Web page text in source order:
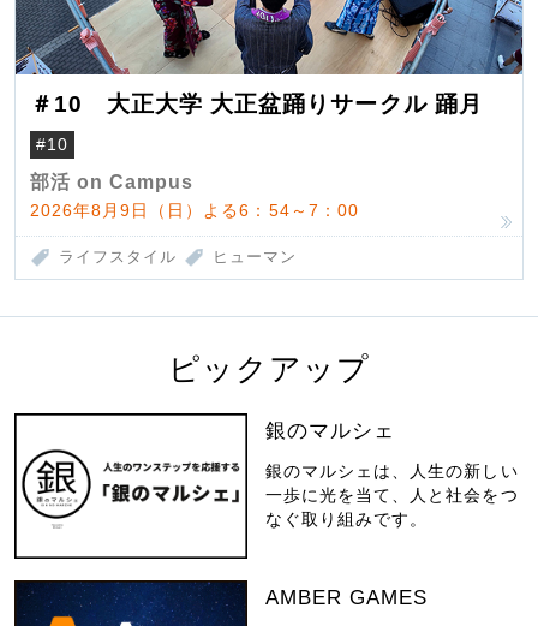
＃10 大正大学 大正盆踊りサークル 踊月
#10
部活 on Campus
2026年8月9日（日）よる6：54～7：00
ライフスタイル ヒューマン
ピックアップ
銀のマルシェ
銀のマルシェは、人生の新しい
一歩に光を当て、人と社会をつ
なぐ取り組みです。
AMBER GAMES